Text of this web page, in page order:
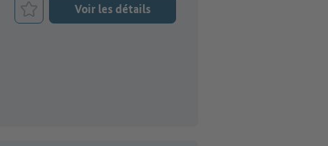
Retenir le job
Voir les détails